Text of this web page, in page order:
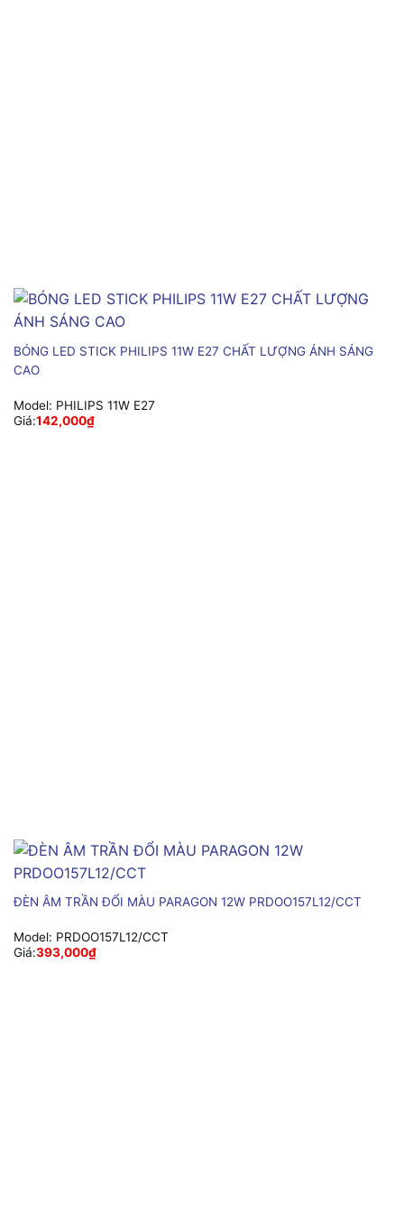
BÓNG LED STICK PHILIPS 11W E27 CHẤT LƯỢNG ÁNH SÁNG
CAO
Model: PHILIPS 11W E27
Giá:142,000₫
ĐÈN ÂM TRẦN ĐỔI MÀU PARAGON 12W PRDOO157L12/CCT
Model: PRDOO157L12/CCT
Giá:393,000₫